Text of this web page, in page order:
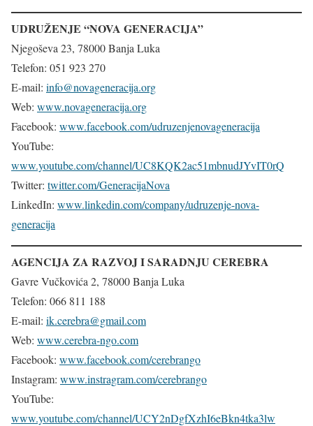
UDRUŽENJE “NOVA GENERACIJA”
Njegoševa 23, 78000 Banja Luka
Telefon: 051 923 270
E-mail: info@novageneracija.org
Web: www.novageneracija.org
Facebook: www.facebook.com/udruzenjenovageneracija
YouTube:
www.youtube.com/channel/UC8KQK2ac51mbnudJYvIT0rQ
Twitter: twitter.com/GeneracijaNova
LinkedIn: www.linkedin.com/company/udruzenje-nova-
generacija
AGENCIJA ZA RAZVOJ I SARADNJU CEREBRA
Gavre Vučkovića 2, 78000 Banja Luka
Telefon: 066 811 188
E-mail: ik.cerebra@gmail.com
Web: www.cerebra-ngo.com
Facebook: www.facebook.com/cerebrango
Instagram: www.instragram.com/cerebrango
YouTube:
www.youtube.com/channel/UCY2nDgfXzhI6eBkn4tka3lw